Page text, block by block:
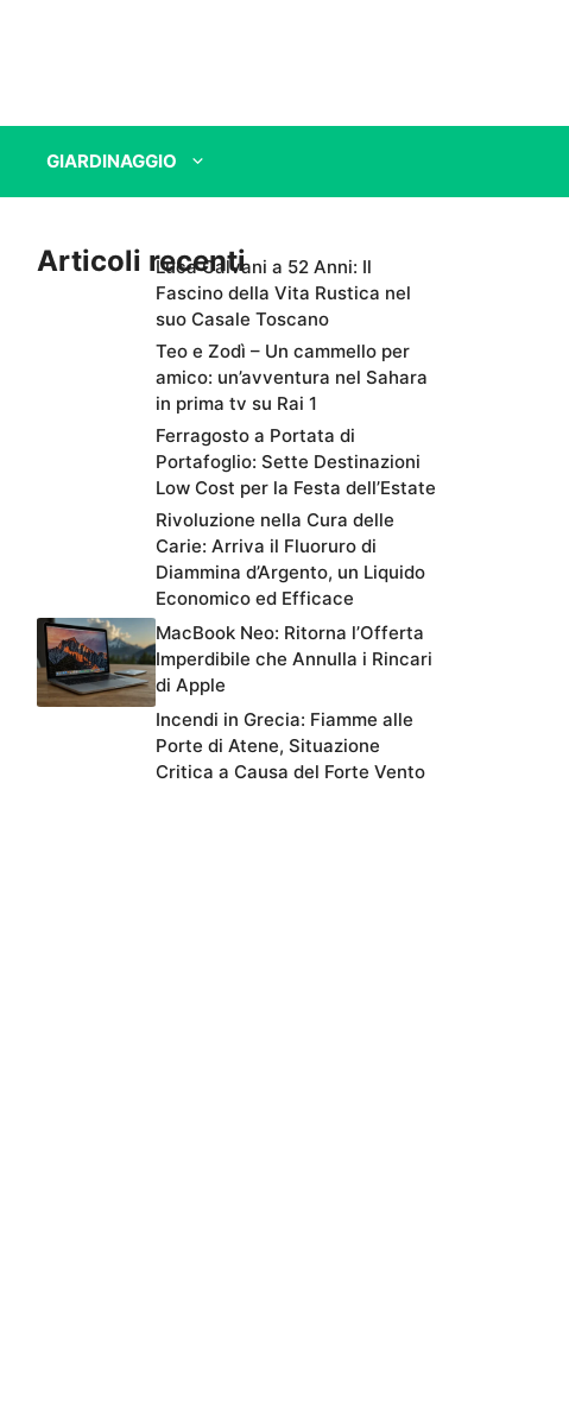
GIARDINAGGIO
Articoli recentiLuca Calvani a 52 Anni: Il
Fascino della Vita Rustica nel
suo Casale Toscano
Teo e Zodì – Un cammello per
amico: un’avventura nel Sahara
in prima tv su Rai 1
Ferragosto a Portata di
Portafoglio: Sette Destinazioni
Low Cost per la Festa dell’Estate
Rivoluzione nella Cura delle
Carie: Arriva il Fluoruro di
Diammina d’Argento, un Liquido
Economico ed Efficace
MacBook Neo: Ritorna l’Offerta
Imperdibile che Annulla i Rincari
di Apple
Incendi in Grecia: Fiamme alle
Porte di Atene, Situazione
Critica a Causa del Forte Vento